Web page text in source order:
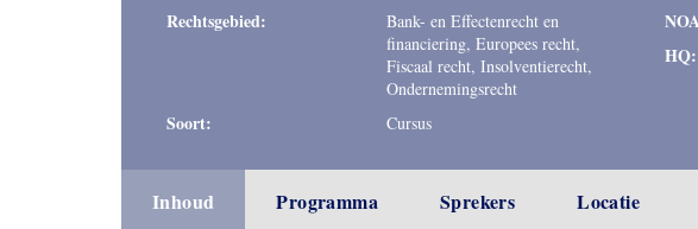
Rechtsgebied:
Bank- en Effectenrecht en
financiering, Europees recht,
Fiscaal recht, Insolventierecht,
Ondernemingsrecht
Soort: Cursus
HQ:
Inhoud Programma Sprekers Locatie